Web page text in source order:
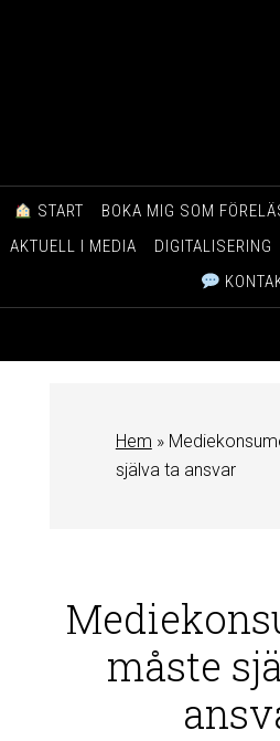
START BOKA MIG SOM
AKTUELL I MEDIA
DIGITALISERING
Hem »
själva ta ansvar
måste